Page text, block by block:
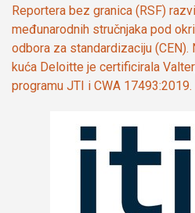
Reportera bez granica (RSF)
međunarodnih stručnjaka pod
odbora za standardizaciju
kuća Deloitte je certificirala
programu JTI i CWA 17493:2019.